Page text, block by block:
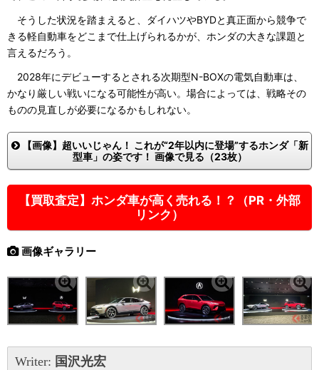
そうした状況を踏まえると、ダイハツやBYDと真正面から競争で
きる軽自動車をどこまで仕上げられるかが、ホンダの大きな課題と
言えるだろう。
2028年にデビューするとされる次期型N-BOXの電気自動車は、
かなり厳しい戦いになる可能性が高い。場合によっては、戦略その
ものの見直しが必要になるかもしれない。
【画像】超いいじゃん！ これが“2年以内に登場”するホンダ「新
型車」の姿です！ 画像で見る（23枚）
【買取査定】ホンダ車が高く売れる！？（PR・外部
リンク）
画像ギャラリー
Writer: 国沢光宏